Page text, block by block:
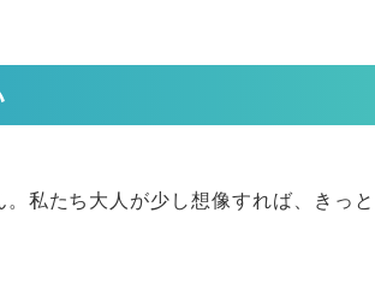
私たち大人が少し想像すれば、きっと